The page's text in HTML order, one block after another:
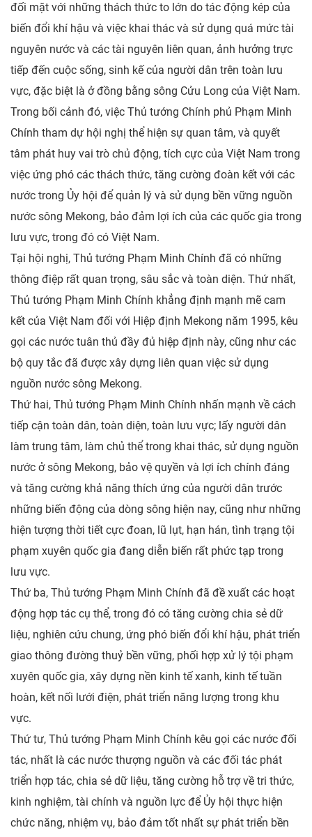
đối mặt với những thách thức to lớn do tác động kép của
biến đổi khí hậu và việc khai thác và sử dụng quá mức tài
nguyên nước và các tài nguyên liên quan, ảnh hưởng trực
tiếp đến cuộc sống, sinh kế của người dân trên toàn lưu
vực, đặc biệt là ở đồng bằng sông Cửu Long của Việt Nam.
Trong bối cảnh đó, việc Thủ tướng Chính phủ Phạm Minh
Chính tham dự hội nghị thể hiện sự quan tâm, và quyết
tâm phát huy vai trò chủ động, tích cực của Việt Nam trong
việc ứng phó các thách thức, tăng cường đoàn kết với các
nước trong Ủy hội để quản lý và sử dụng bền vững nguồn
nước sông Mekong, bảo đảm lợi ích của các quốc gia trong
lưu vực, trong đó có Việt Nam.
Tại hội nghị, Thủ tướng Phạm Minh Chính đã có những
thông điệp rất quan trọng, sâu sắc và toàn diện. Thứ nhất,
Thủ tướng Phạm Minh Chính khẳng định mạnh mẽ cam
kết của Việt Nam đối với Hiệp định Mekong năm 1995, kêu
gọi các nước tuân thủ đầy đủ hiệp định này, cũng như các
bộ quy tắc đã được xây dựng liên quan việc sử dụng
nguồn nước sông Mekong.
Thứ hai, Thủ tướng Phạm Minh Chính nhấn mạnh về cách
tiếp cận toàn dân, toàn diện, toàn lưu vực; lấy người dân
làm trung tâm, làm chủ thể trong khai thác, sử dụng nguồn
nước ở sông Mekong, bảo vệ quyền và lợi ích chính đáng
và tăng cường khả năng thích ứng của người dân trước
những biến động của dòng sông hiện nay, cũng như những
hiện tượng thời tiết cực đoan, lũ lụt, hạn hán, tình trạng tội
phạm xuyên quốc gia đang diễn biến rất phức tạp trong
lưu vực.
Thứ ba, Thủ tướng Phạm Minh Chính đã đề xuất các hoạt
động hợp tác cụ thể, trong đó có tăng cường chia sẻ dữ
liệu, nghiên cứu chung, ứng phó biến đổi khí hậu, phát triển
giao thông đường thuỷ bền vững, phối hợp xử lý tội phạm
xuyên quốc gia, xây dựng nền kinh tế xanh, kinh tế tuần
hoàn, kết nối lưới điện, phát triển năng lượng trong khu
vực.
Thứ tư, Thủ tướng Phạm Minh Chính kêu gọi các nước đối
tác, nhất là các nước thượng nguồn và các đối tác phát
triển hợp tác, chia sẻ dữ liệu, tăng cường hỗ trợ về tri thức,
kinh nghiệm, tài chính và nguồn lực để Ủy hội thực hiện
chức năng, nhiệm vụ, bảo đảm tốt nhất sự phát triển bền